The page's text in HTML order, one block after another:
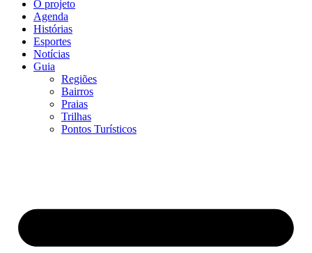
O projeto
Agenda
Histórias
Esportes
Notícias
Guia
Regiões
Bairros
Praias
Trilhas
Pontos Turísticos